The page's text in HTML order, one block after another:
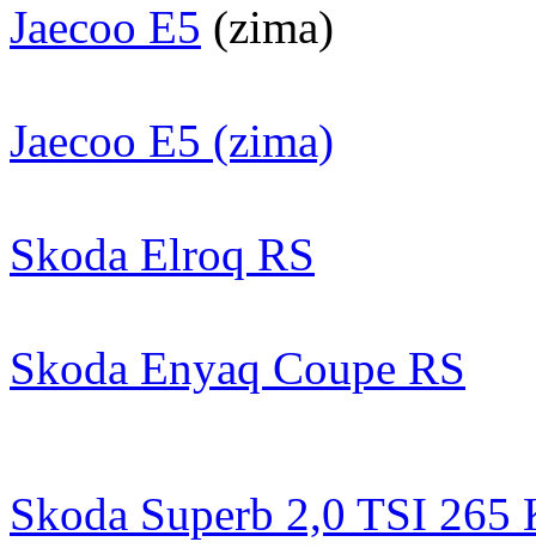
Jaecoo E5 (zima)
Jaecoo E5 (zima)
Skoda Elroq RS
Skoda Enyaq Coupe RS
Skoda Superb 2,0 TSI